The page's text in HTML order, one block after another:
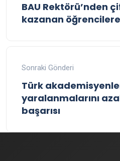
BAU Rektörü’nden
kazanan
Sonraki Gönderi
Türk
yaralanmalarını
başarısı